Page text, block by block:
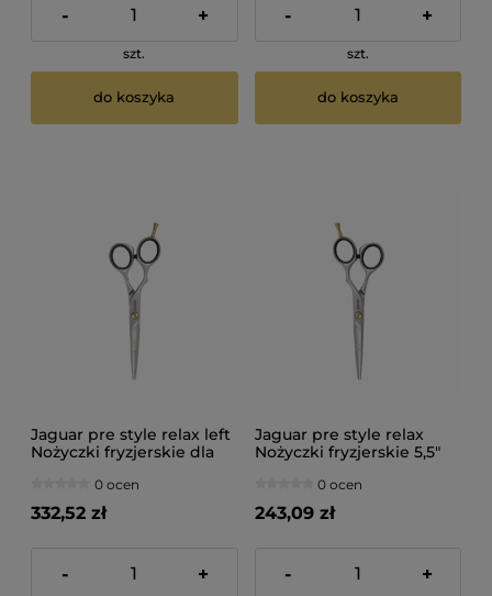
- +
szt.
do koszyka
- +
szt.
do koszyka
Jaguar pre style relax left
Nożyczki fryzjerskie dla
0 ocen
332,52 zł
- +
Jaguar pre style relax
Nożyczki fryzjerskie 5,5"
0 ocen
243,09 zł
- +